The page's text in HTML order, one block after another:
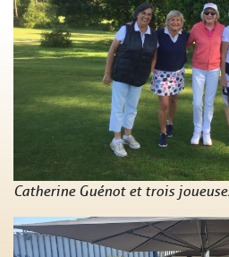
Catherine Guénot et trois